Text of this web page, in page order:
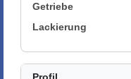
Getriebe
Lackierung